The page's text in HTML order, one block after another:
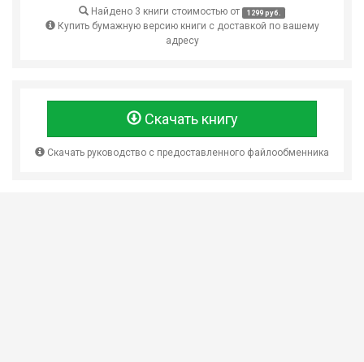
Найдено 3 книги стоимостью от 1299 руб.
Купить бумажную версию книги с доставкой по вашему
адресу
Скачать книгу
Скачать руководство с предоставленного файлообменника